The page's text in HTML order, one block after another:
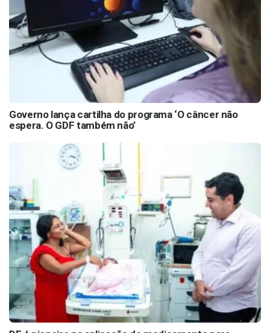
Governo lança cartilha do programa ‘O câncer não
espera. O GDF também não’